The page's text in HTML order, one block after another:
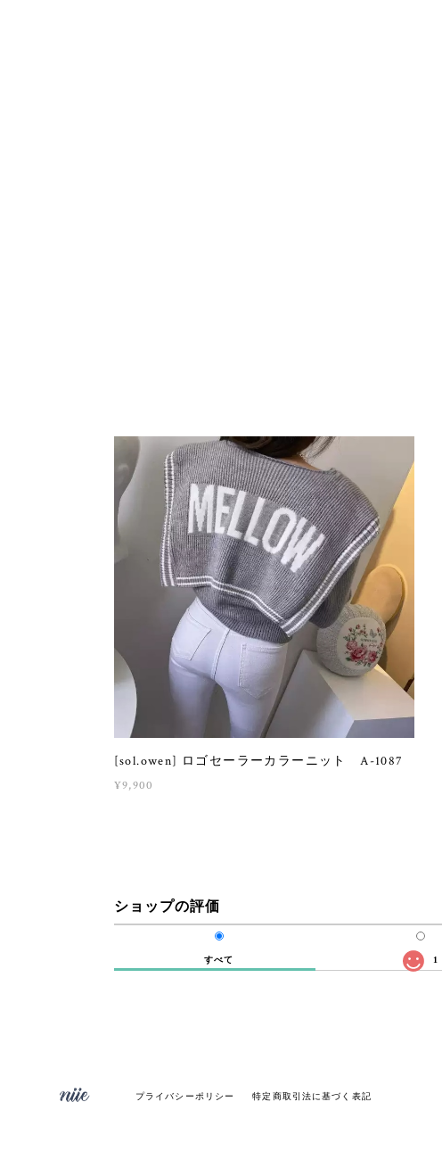
[sol.owen] ロゴセーラーカラーニット A-1087
¥9,900
ショップの評価
すべて 1
プライバシーポリシー 特定商取引法に基づく表記